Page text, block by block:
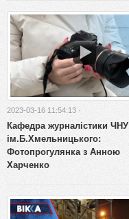
2023-03-16 11:54:13 ·
Кафедра журналістики ЧНУ
ім.Б.Хмельницького:
Фотопрогулянка з Анною
Харченко